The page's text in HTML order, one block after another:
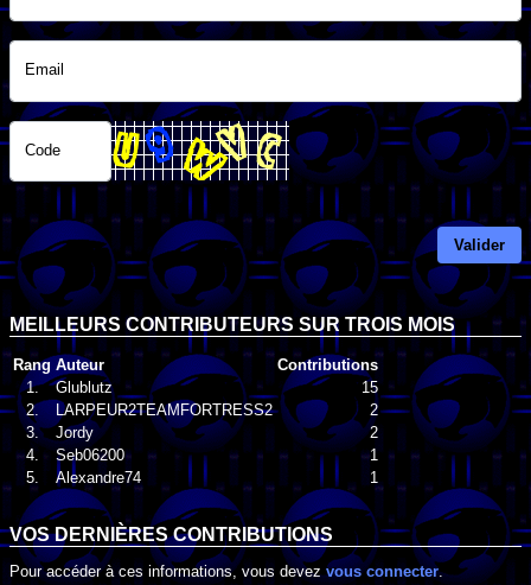
Email
Code
Valider
MEILLEURS CONTRIBUTEURS SUR TROIS MOIS
Rang Auteur
Contributions
1.
Glublutz
15
2.
LARPEUR2TEAMFORTRESS2
2
3.
Jordy
2
4.
Seb06200
1
5.
Alexandre74 1
VOS DERNIÈRES CONTRIBUTIONS
Pour accéder à ces informations, vous devez vous connecter.